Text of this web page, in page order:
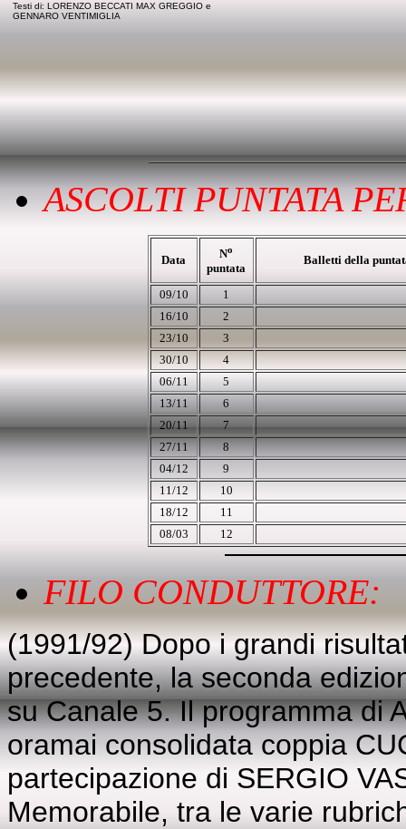
Testi di: LORENZO BECCATI MAX GREGGIO e
GENNARO VENTIMIGLIA
ASCOLTI PUNTATA
Data No
puntata
Balletti della
09/10
1
16/10
2
23/10
3
30/10
4
06/11
5
13/11
6
20/11
7
27/11
8
04/12
9
11/12
10
18/12
11
08/03
12
FILO CONDUTTORE:
(1991/92) Dopo i grandi
precedente, la seconda
su Canale 5. Il programma di
oramai consolidata coppia
partecipazione di SERGIO
Memorabile, tra le varie